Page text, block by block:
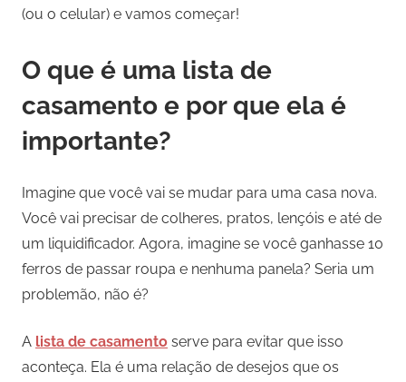
(ou o celular) e vamos começar!
O que é uma lista de
casamento e por que ela é
importante?
Imagine que você vai se mudar para uma casa nova.
Você vai precisar de colheres, pratos, lençóis e até de
um liquidificador. Agora, imagine se você ganhasse 10
ferros de passar roupa e nenhuma panela? Seria um
problemão, não é?
A lista de casamento serve para evitar que isso
aconteça. Ela é uma relação de desejos que os